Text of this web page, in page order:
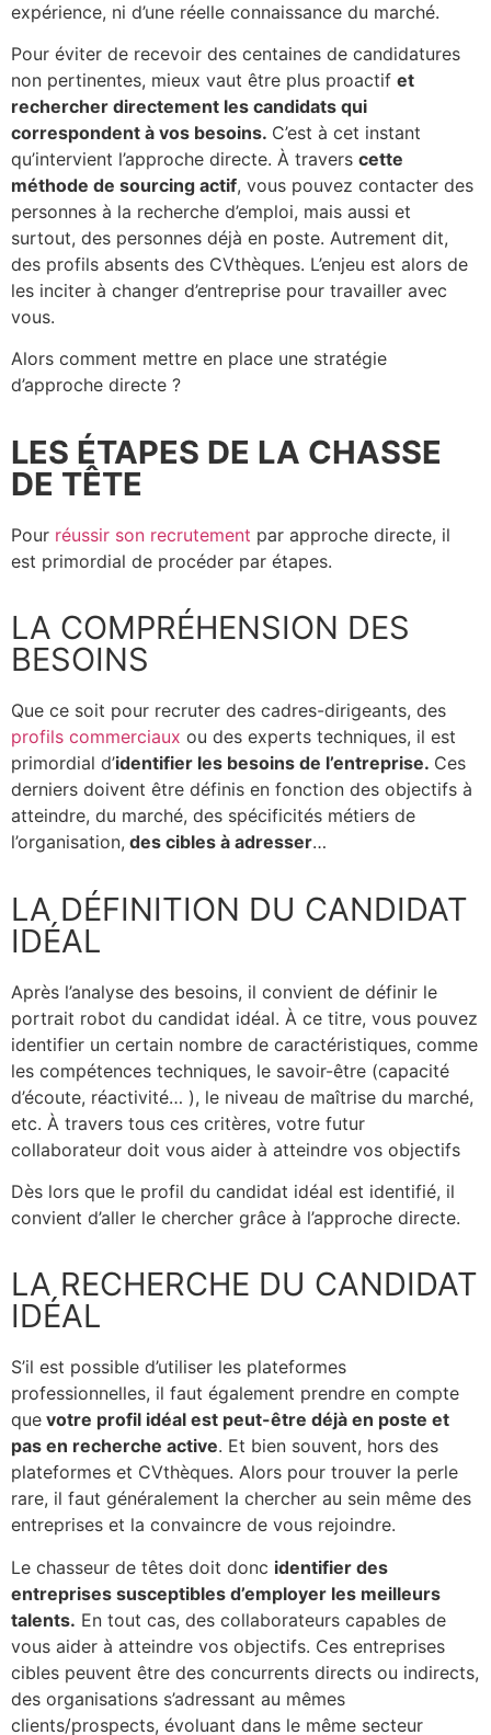
expérience, ni d’une réelle connaissance du marché.
Pour éviter de recevoir des centaines de candidatures
non pertinentes, mieux vaut être plus proactif et
rechercher directement les candidats qui
correspondent à vos besoins. C’est à cet instant
qu’intervient l’approche directe. À travers cette
méthode de sourcing actif, vous pouvez contacter des
personnes à la recherche d’emploi, mais aussi et
surtout, des personnes déjà en poste. Autrement dit,
des profils absents des CVthèques. L’enjeu est alors de
les inciter à changer d’entreprise pour travailler avec
vous.
Alors comment mettre en place une stratégie
d’approche directe ?
LES ÉTAPES DE LA CHASSE
DE TÊTE
Pour réussir son recrutement par approche directe, il
est primordial de procéder par étapes.
LA COMPRÉHENSION DES
BESOINS
Que ce soit pour recruter des cadres-dirigeants, des
profils commerciaux ou des experts techniques, il est
primordial d’identifier les besoins de l’entreprise. Ces
derniers doivent être définis en fonction des objectifs à
atteindre, du marché, des spécificités métiers de
l’organisation, des cibles à adresser…
LA DÉFINITION DU CANDIDAT
IDÉAL
Après l’analyse des besoins, il convient de définir le
portrait robot du candidat idéal. À ce titre, vous pouvez
identifier un certain nombre de caractéristiques, comme
les compétences techniques, le savoir-être (capacité
d’écoute, réactivité… ), le niveau de maîtrise du marché,
etc. À travers tous ces critères, votre futur
collaborateur doit vous aider à atteindre vos objectifs
Dès lors que le profil du candidat idéal est identifié, il
convient d’aller le chercher grâce à l’approche directe.
LA RECHERCHE DU CANDIDAT
IDÉAL
S’il est possible d’utiliser les plateformes
professionnelles, il faut également prendre en compte
que votre profil idéal est peut-être déjà en poste et
pas en recherche active. Et bien souvent, hors des
plateformes et CVthèques. Alors pour trouver la perle
rare, il faut généralement la chercher au sein même des
entreprises et la convaincre de vous rejoindre.
Le chasseur de têtes doit donc identifier des
entreprises susceptibles d’employer les meilleurs
talents. En tout cas, des collaborateurs capables de
vous aider à atteindre vos objectifs. Ces entreprises
cibles peuvent être des concurrents directs ou indirects,
des organisations s’adressant au mêmes
clients/prospects, évoluant dans le même secteur